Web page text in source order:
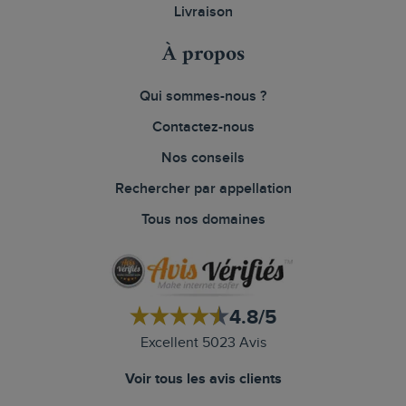
Livraison
À propos
Qui sommes-nous ?
Contactez-nous
Nos conseils
Rechercher par appellation
Tous nos domaines
4.8/5
Excellent 5023 Avis
Voir tous les avis clients